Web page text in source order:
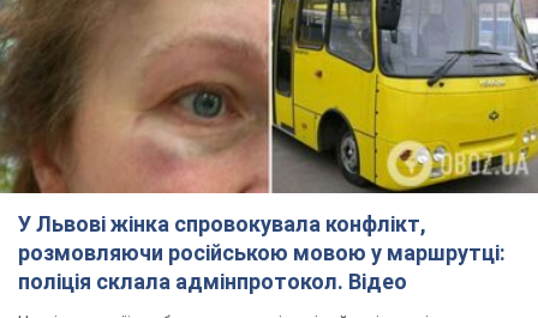
розмовляючи російською мовою у маршрутці:
поліція склала адмінпротокол. Відео
На місце події прибули патрульні поліцейські та слідчо-
оперативна група
8,9 т.
"Воюють, бо дурні": у Чернівцях
водій автобуса зневажив
українських військових і поплатився.
Відео